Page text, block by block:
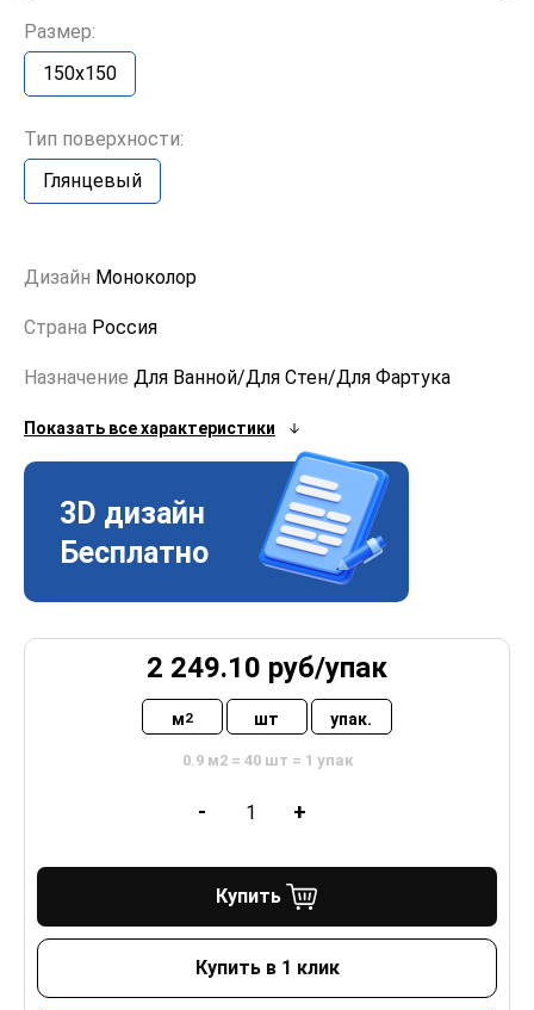
Размер:
150x150
Тип поверхности:
Глянцевый
Дизайн Моноколор
Страна Россия
Назначение Для Ванной/Для Стен/Для Фартука
Показать все характеристики
3D дизайн
Бесплатно
2 249.10 руб/упак
м2 шт упак.
0.9 м2 = 40 шт = 1 упак
- +
Купить
Купить в 1 клик